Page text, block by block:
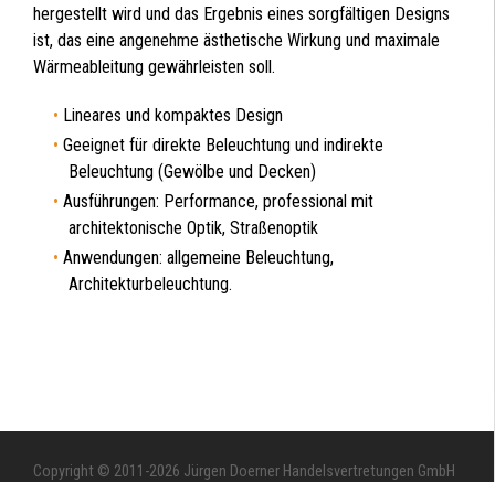
hergestellt wird und das Ergebnis eines sorgfältigen Designs
ist, das eine angenehme ästhetische Wirkung und maximale
Wärmeableitung gewährleisten soll.
Lineares und kompaktes Design
Geeignet für direkte Beleuchtung und indirekte
Beleuchtung (Gewölbe und Decken)
Ausführungen: Performance, professional mit
architektonische Optik, Straßenoptik
Anwendungen: allgemeine Beleuchtung,
Architekturbeleuchtung.
Copyright © 2011-2026 Jürgen Doerner Handelsvertretungen GmbH